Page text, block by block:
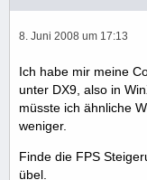
8. Juni 2008 um 17:13
Ich habe mir meine
unter DX9, also in
müsste ich ähnliche
weniger.
Finde die FPS
übel.